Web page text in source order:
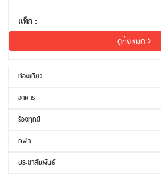
แท็ก :
ดูทั้งหมด
ท่องเที่ยว
อาหาร
ร้องทุกข์
กีฬา
ประชาสัมพันธ์